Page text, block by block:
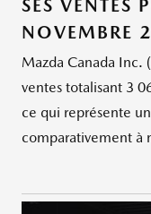
SES VENTES
NOVEMBRE
Mazda Canada
ventes totalisant 3
ce qui représente
comparativement à